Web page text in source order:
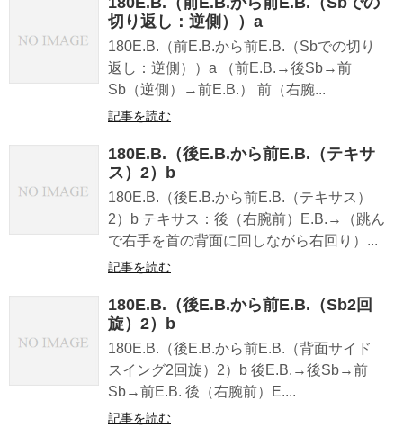
切り返し：逆側））a
180E.B.（前E.B.から前E.B.（Sbでの切り
返し：逆側））a （前E.B.→後Sb→前
Sb（逆側）→前E.B.） 前（右腕...
記事を読む
180E.B.（後E.B.から前E.B.（テキサ
ス）2）b
180E.B.（後E.B.から前E.B.（テキサス）
2）b テキサス：後（右腕前）E.B.→（跳ん
で右手を首の背面に回しながら右回り）...
記事を読む
180E.B.（後E.B.から前E.B.（Sb2回
旋）2）b
180E.B.（後E.B.から前E.B.（背面サイド
スイング2回旋）2）b 後E.B.→後Sb→前
Sb→前E.B. 後（右腕前）E....
記事を読む